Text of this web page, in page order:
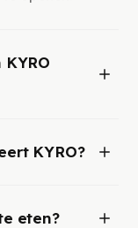
KYRO?
eten?